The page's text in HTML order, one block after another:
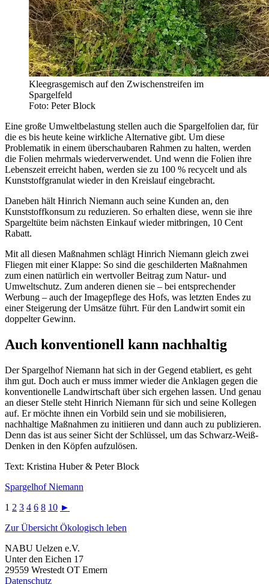
Kleegrasgemisch auf den Zwischenstreifen im
Spargelfeld
Foto: Peter Block
Eine große Umweltbelastung stellen auch die Spargelfolien dar, für
die es bis heute keine wirkliche Alternative gibt. Um diese
Problematik in einem überschaubaren Rahmen zu halten, werden
die Folien mehrmals wiederverwendet. Und wenn die Folien ihre
Lebenszeit erreicht haben, werden sie zu 100 % recycelt und als
Kunststoffgranulat wieder in den Kreislauf eingebracht.
Daneben hält Hinrich Niemann auch seine Kunden an, den
Kunststoffkonsum zu reduzieren. So erhalten diese, wenn sie ihre
Spargeltüte beim nächsten Einkauf wieder mitbringen, 10 Cent
Rabatt.
Mit all diesen Maßnahmen schlägt Hinrich Niemann gleich zwei
Fliegen mit einer Klappe: So sind die geschilderten Maßnahmen
zum einen natürlich ein wertvoller Beitrag zum Natur- und
Umweltschutz. Zum anderen dienen sie – bei entsprechender
Werbung – auch der Imagepflege des Hofs, was letzten Endes zu
einer Steigerung der Umsätze führt. Für den Landwirt somit ein
doppelter Gewinn.
Auch konventionell kann nachhaltig
Der Spargelhof Niemann hat sich in der Gegend etabliert, es geht
ihm gut. Doch auch er muss immer wieder die Anklagen gegen die
konventionelle Landwirtschaft über sich ergehen lassen. Und genau
an dieser Stelle steht Hinrich Niemann für sich und seine Kollegen
auf. Er möchte ihnen ein Vorbild sein und sie mobilisieren,
nachhaltige Maßnahmen zu initiieren und dann auch zu publizieren.
Denn das ist aus seiner Sicht der Schlüssel, um das Schwarz-Weiß-
Denken in den Köpfen aufzulösen.
Text: Kristina Huber & Peter Block
Spargelhof Niemann
1 2 3 4 6 8 10 ►
Zur Übersicht Ökologisch leben
NABU Uelzen e.V.
Unter den Eichen 17
29559 Wrestedt OT Emern
Datenschutz